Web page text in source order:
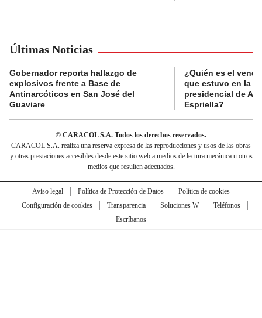
Últimas Noticias
Gobernador reporta hallazgo de
explosivos frente a Base de
Antinarcóticos en San José del
Guaviare
¿Quién es el
que estuvo en la
presidencial de
Espriella?
© CARACOL S.A. Todos los derechos reservados.
CARACOL S.A. realiza una reserva expresa de las reproducciones y usos de las obras
y otras prestaciones accesibles desde este sitio web a medios de lectura mecánica u otros
medios que resulten adecuados.
Aviso legal Política de Protección de Datos
Política de cookies
Configuración de cookies
Transparencia Soluciones W
Teléfonos
Escríbanos